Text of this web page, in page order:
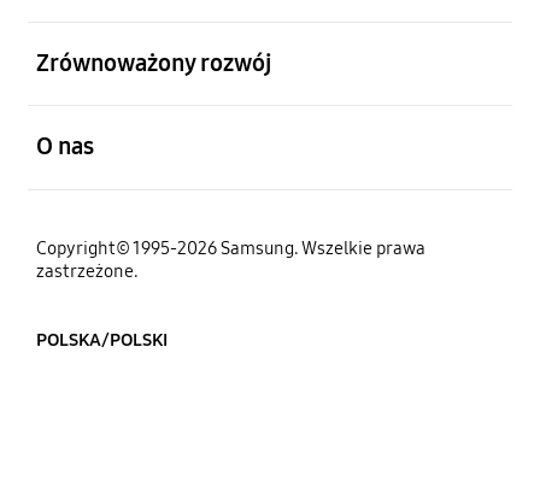
Zrównoważony rozwój
O nas
Copyright© 1995-2026 Samsung. Wszelkie prawa
zastrzeżone.
POLSKA/POLSKI